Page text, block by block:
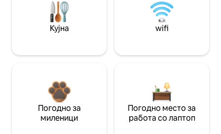
Кујна wifi
Погодно за
миленици
Погодно место за
работа со лаптоп